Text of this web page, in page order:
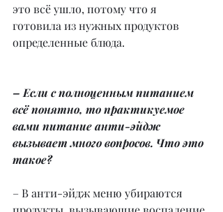
это всё ушло, потому что я
готовила из нужных продуктов
определенные блюда.
– Если с полноценным питанием
всё понятно, то практикуемое
вами питание анти-эйдж
вызывает много вопросов. Что это
такое?
– В анти-эйдж меню убираются